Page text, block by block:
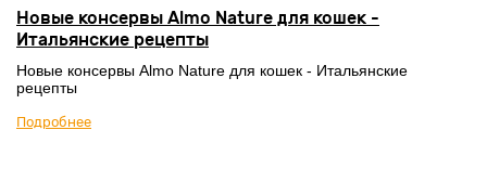
Новые консервы Almo Nature для кошек -
Итальянские рецепты
Новые консервы Almo Nature для кошек - Итальянские
рецепты
Подробнее